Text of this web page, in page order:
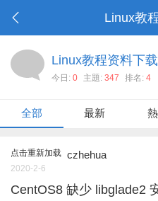
Linux教
Linux教程资料下载
今日: 0 主題: 347 排名: 4
全部 最新
点击重新加载 czhehua
2020-2-6
CentOS8 缺少 libglade2